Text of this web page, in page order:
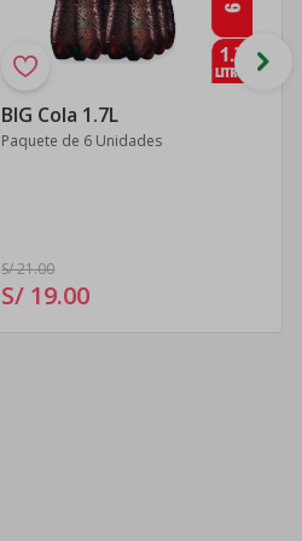
BIG Cola 1.7L
Paquete de 6 Unidades
S/ 21.00
S/ 19.00